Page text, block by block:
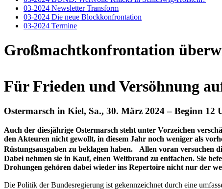
03-2024 Newsletter Transform
03-2024 Die neue Blockkonfrontation
03-2024 Termine
Großmachtkonfrontation
Für Frieden und Versöhnung
Ostermarsch in Kiel, Sa., 30. März 2024 – Beginn 12
Auch der diesjährige Ostermarsch steht unter Vorzeichen
den Akteuren nicht gewollt, in diesem Jahr noch weniger als
Rüstungsausgaben zu beklagen haben. Allen voran versuchen
Dabei nehmen sie in Kauf, einen Weltbrand zu entfachen. Sie
Drohungen gehören dabei wieder ins Repertoire nicht nur der
Die Politik der Bundesregierung ist gekennzeichnet durch eine